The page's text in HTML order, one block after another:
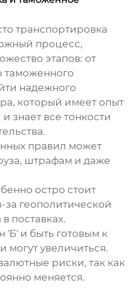
транспортировка
процесс,
этапов: от
таможенного
надежного
который имеет опыт
знает все тонкости
правил может
штрафам и даже
остро стоит
за геополитической
поставках.
'Б' и быть готовым к
могут увеличиться.
риски, так как
меняется.